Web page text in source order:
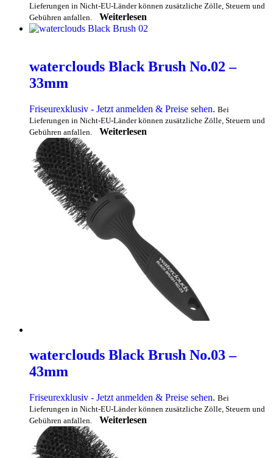
Lieferungen in Nicht-EU-Länder können zusätzliche Zölle, Steuern und
Gebühren anfallen.
Weiterlesen
waterclouds Black Brush No.02 –
33mm
Friseurexklusiv - Jetzt anmelden & Preise sehen. Bei
Lieferungen in Nicht-EU-Länder können zusätzliche Zölle, Steuern und
Gebühren anfallen.
Weiterlesen
waterclouds Black Brush No.03 –
43mm
Friseurexklusiv - Jetzt anmelden & Preise sehen. Bei
Lieferungen in Nicht-EU-Länder können zusätzliche Zölle, Steuern und
Gebühren anfallen.
Weiterlesen